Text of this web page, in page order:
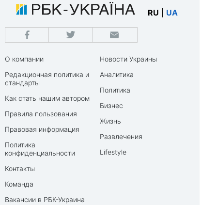
RU UA
О компании
Редакционная политика и
стандарты
Как стать нашим автором
Правила пользования
Правовая информация
Политика
конфиденциальности
Контакты
Команда
Вакансии в РБК-Украина
Новости Украины
Аналитика
Политика
Бизнес
Жизнь
Развлечения
Lifestyle